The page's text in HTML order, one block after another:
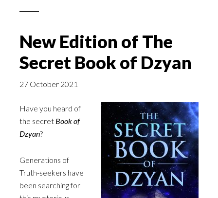
New Edition of The
Secret Book of Dzyan
27 October 2021
Have you heard of
the secret Book of
Dzyan?
Generations of
Truth-seekers have
been searching for